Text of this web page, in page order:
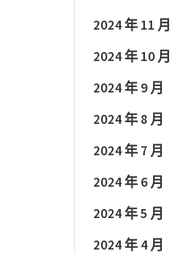
2024 年 11 月
2024 年 10 月
2024 年 9 月
2024 年 8 月
2024 年 7 月
2024 年 6 月
2024 年 5 月
2024 年 4 月